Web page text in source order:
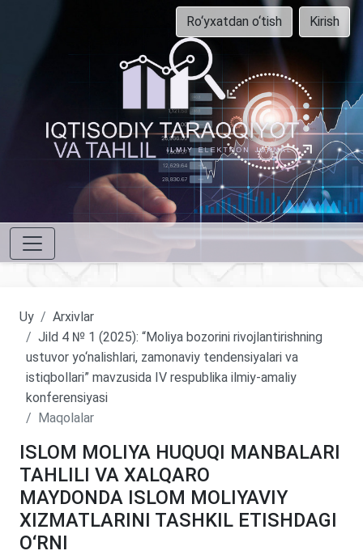
Ro‘yxatdan o‘tish Kirish
Uy
Arxivlar
Jild 4 № 1 (2025): “Moliya bozorini rivojlantirishning
ustuvor yo‘nalishlari, zamonaviy tendensiyalari va
istiqbollari” mavzusida IV respublika ilmiy-amaliy
konferensiyasi
Maqolalar
ISLOM MOLIYA HUQUQI MANBALARI
TAHLILI VA XALQARO
MAYDONDA ISLOM MOLIYAVIY
XIZMATLARINI TASHKIL ETISHDAGI
O‘RNI